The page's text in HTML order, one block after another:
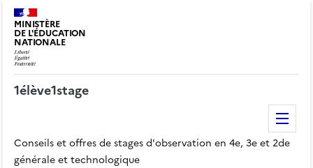
MINISTÈRE
DE L'ÉDUCATION
NATIONALE
1élève1stage
Conseils et offres de stages d'observation en 4e, 3e et 2de
générale et technologique